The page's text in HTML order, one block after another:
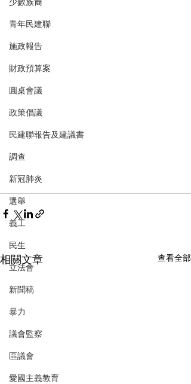
青年民建聯
施政報告
財政預算案
圓桌會議
政策倡議
民建聯報告及建議書
調查
新冠肺炎
選舉
義工
民生
立法會
新聞稿
暴力
議會監察
區議會
愛國主義教育
相關文章 查看全部